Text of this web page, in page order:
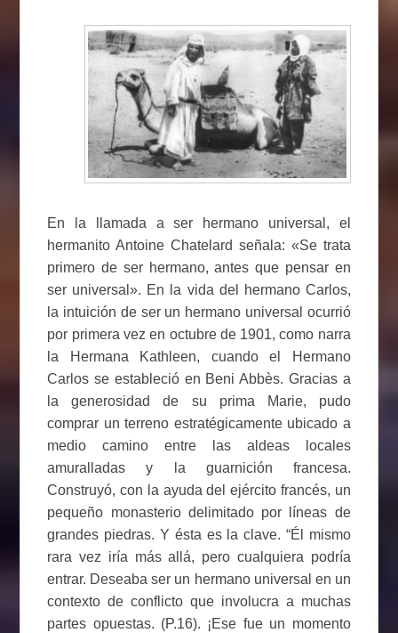
En la llamada a ser hermano universal, el
hermanito Antoine Chatelard señala: «Se trata
primero de ser hermano, antes que pensar en
ser universal». En la vida del hermano Carlos,
la intuición de ser un hermano universal ocurrió
por primera vez en octubre de 1901, como narra
la Hermana Kathleen, cuando el Hermano
Carlos se estableció en Beni Abbès. Gracias a
la generosidad de su prima Marie, pudo
comprar un terreno estratégicamente ubicado a
medio camino entre las aldeas locales
amuralladas y la guarnición francesa.
Construyó, con la ayuda del ejército francés, un
pequeño monasterio delimitado por líneas de
grandes piedras. Y ésta es la clave. “Él mismo
rara vez iría más allá, pero cualquiera podría
entrar. Deseaba ser un hermano universal en un
contexto de conflicto que involucra a muchas
partes opuestas. (P.16). ¡Ese fue un momento